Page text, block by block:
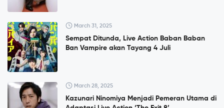
March 31, 2025
Sempat Ditunda, Live Action Baban Baban
Ban Vampire akan Tayang 4 Juli
March 28, 2025
Kazunari Ninomiya Menjadi Pemeran Utama di